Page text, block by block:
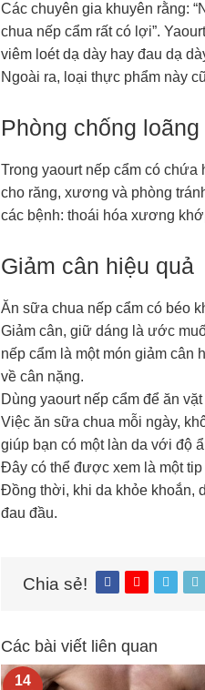
Các chuyên gia khuyên rằng:
chua nếp cẩm rất có lợi”.
viêm loét dạ dày hay đau dạ
Ngoài ra, loại thực phẩm này
Phòng chống
Trong yaourt nếp cẩm có
cho răng, xương và phòng
các bệnh: thoái hóa xương
Giảm cân hiệu quả
Ăn sữa chua nếp cẩm có béo
Giảm cân, giữ dáng là ước
nếp cẩm là một món giảm cân
về cân nặng.
Dùng yaourt nếp cẩm để ăn
Việc ăn sữa chua mỗi ngày,
giúp bạn có một làn da với độ
Đây có thể được xem là một
Đồng thời, khi da khỏe khoắn,
đau đầu.
Chia sẻ!
Các bài viết liên quan
14